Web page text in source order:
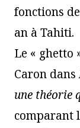
fonctions
an à Tahiti.
Le « ghetto
Caron dans
une théorie
comparant